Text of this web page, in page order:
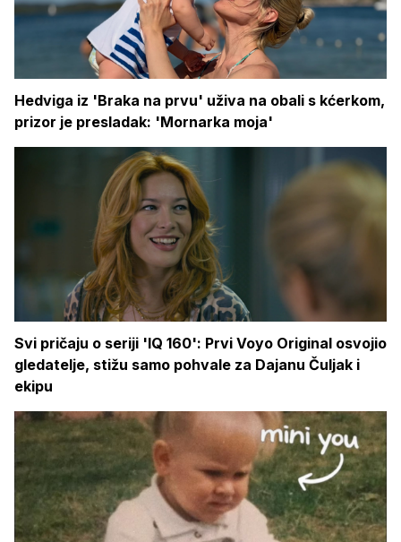
Hedviga iz 'Braka na prvu' uživa na obali s kćerkom,
prizor je presladak: 'Mornarka moja'
Svi pričaju o seriji 'IQ 160': Prvi Voyo Original osvojio
gledatelje, stižu samo pohvale za Dajanu Čuljak i
ekipu